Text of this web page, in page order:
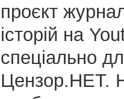
проєкт
історій на
спеціально
Цензор.НЕТ.